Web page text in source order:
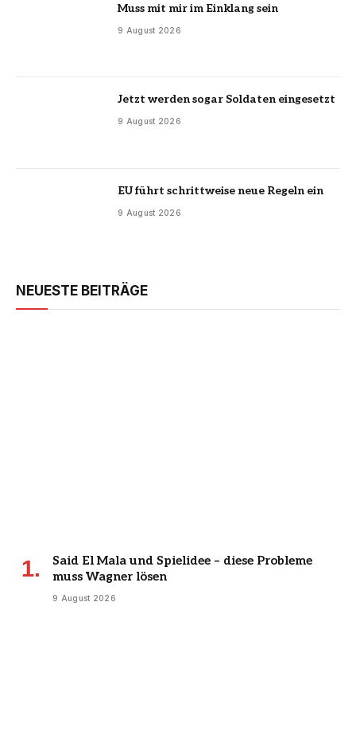
Muss mit mir im Einklang sein
9 August 2026
Jetzt werden sogar Soldaten eingesetzt
9 August 2026
EU führt schrittweise neue Regeln ein
9 August 2026
NEUESTE BEITRÄGE
Said El Mala und Spielidee – diese Probleme
muss Wagner lösen
9 August 2026